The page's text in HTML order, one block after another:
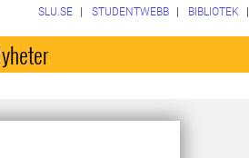
SLU.SE STUDENTWEBB BIBLIOTEK